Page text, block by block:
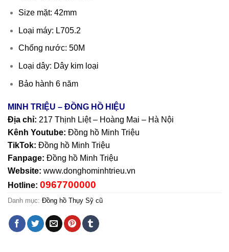
Size mặt: 42mm
Loại máy: L705.2
Chống nước: 50M
Loại dây: Dây kim loại
Bảo hành 6 năm
MINH TRIỆU – ĐỒNG HỒ HIỆU
Địa chỉ: 217 Thịnh Liệt – Hoàng Mai – Hà Nội
Kênh Youtube: Đồng hồ Minh Triệu
TikTok: Đồng hồ Minh Triệu
Fanpage: Đồng hồ Minh Triệu
Website: www.donghominhtrieu.vn
Hotline: 0967700000
Danh mục: Đồng hồ Thụy Sỹ cũ